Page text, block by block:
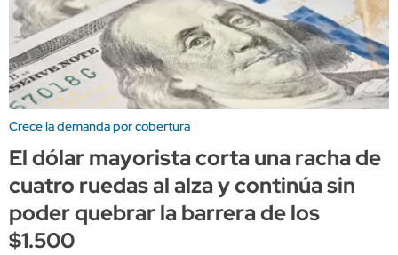
Crece la demanda por cobertura
El dólar mayorista corta una racha de
cuatro ruedas al alza y continúa sin
poder quebrar la barrera de los
$1.500